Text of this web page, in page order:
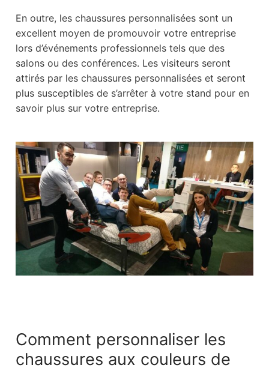
En outre, les chaussures personnalisées sont un
excellent moyen de promouvoir votre entreprise
lors d’événements professionnels tels que des
salons ou des conférences. Les visiteurs seront
attirés par les chaussures personnalisées et seront
plus susceptibles de s’arrêter à votre stand pour en
savoir plus sur votre entreprise.
Comment personnaliser les
chaussures aux couleurs de